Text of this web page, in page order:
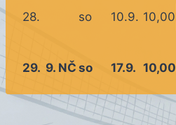
28.
so 10.9. 10,00
29. 9. NČ so 17.9. 10,00